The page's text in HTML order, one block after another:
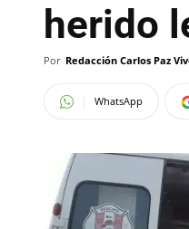
herido
Por Redacción Carlos Paz
WhatsApp